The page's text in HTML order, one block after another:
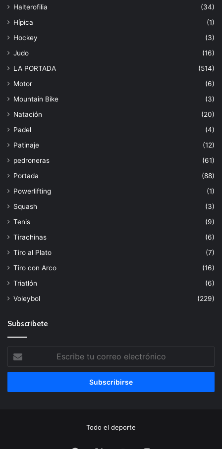
Halterofilia
(34)
Hípica
(1)
Hockey
(3)
Judo
(16)
LA PORTADA
(514)
Motor
(6)
Mountain Bike
(3)
Natación
(20)
Padel
(4)
Patinaje
(12)
pedroneras
(61)
Portada
(88)
Powerlifting
(1)
Squash
(3)
Tenis
(9)
Tirachinas
(6)
Tiro al Plato
(7)
Tiro con Arco
(16)
Triatlón
(6)
Voleybol
(229)
Subscribete
tu
correo
Todo el deporte